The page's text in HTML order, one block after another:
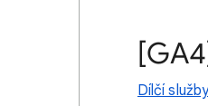
Dílčí služby